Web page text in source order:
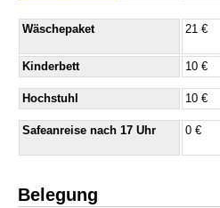
Wäschepaket 21 €
Kinderbett
10 €
Hochstuhl 10 €
Safeanreise nach 17 Uhr 0 €
Belegung